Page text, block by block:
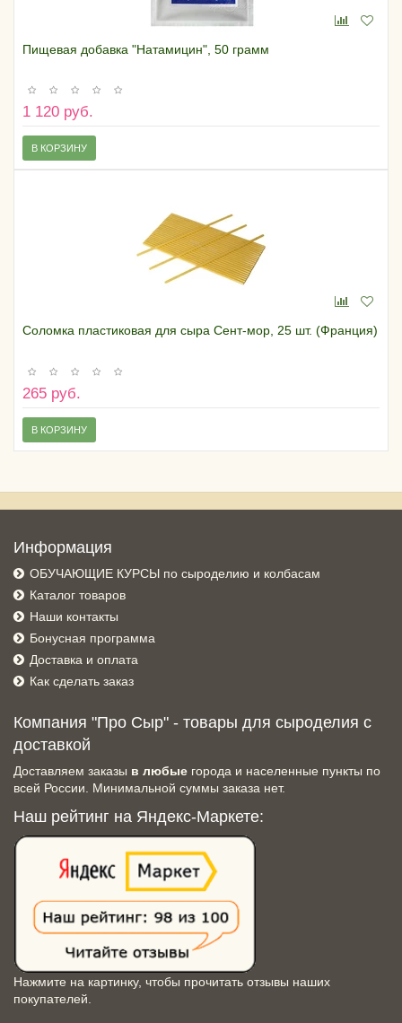
Пищевая добавка "Натамицин", 50 грамм
1 120 руб.
В КОРЗИНУ
Соломка пластиковая для сыра Сент-мор, 25 шт. (Франция)
265 руб.
В КОРЗИНУ
Информация
ОБУЧАЮЩИЕ КУРСЫ по сыроделию и колбасам
Каталог товаров
Наши контакты
Бонусная программа
Доставка и оплата
Как сделать заказ
Компания "Про Сыр" - товары для сыроделия с
доставкой
Доставляем заказы в любые города и населенные пункты по
всей России. Минимальной суммы заказа нет.
Наш рейтинг на Яндекс-Маркете:
Нажмите на картинку, чтобы прочитать отзывы наших
покупателей.